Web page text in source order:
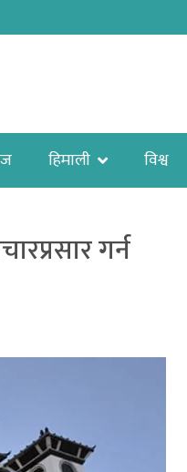
हिमाली विश्व
गर्न